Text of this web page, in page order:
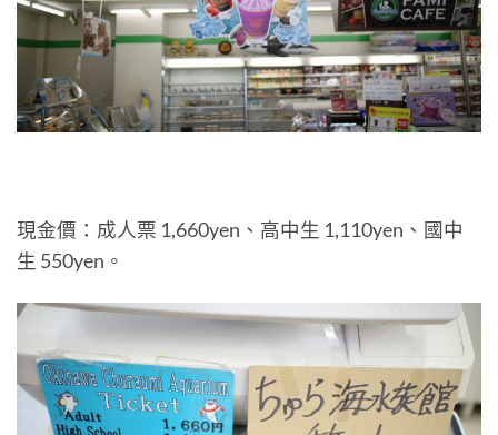
現金價：成人票 1,660yen、高中生 1,110yen、國中
生 550yen。